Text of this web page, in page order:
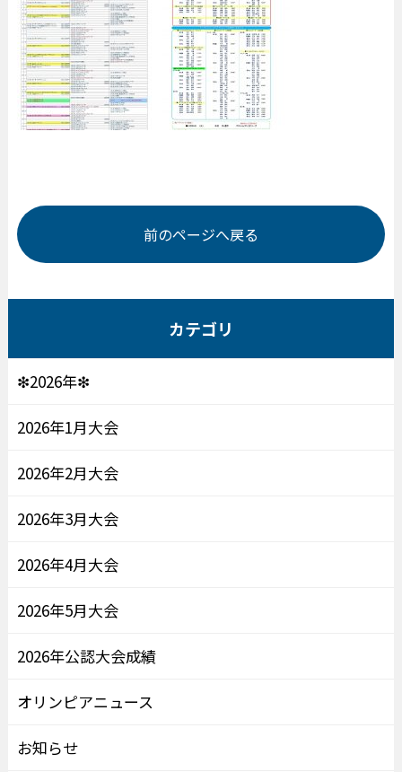
前のページへ戻る
カテゴリ
❇2026年❇
2026年1月大会
2026年2月大会
2026年3月大会
2026年4月大会
2026年5月大会
2026年公認大会成績
オリンピアニュース
お知らせ